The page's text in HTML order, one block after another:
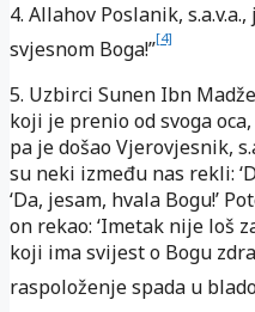
4. Allahov Poslanik,
svjesnom Boga!”[4]
5. Uzbirci Sunen Ibn
koji je prenio od svoga
pa je došao Vjerovjesnik,
su neki između nas rekli:
‘Da, jesam, hvala Bogu!’
on rekao: ‘Imetak nije loš
koji ima svijest o Bogu
raspoloženje spada u